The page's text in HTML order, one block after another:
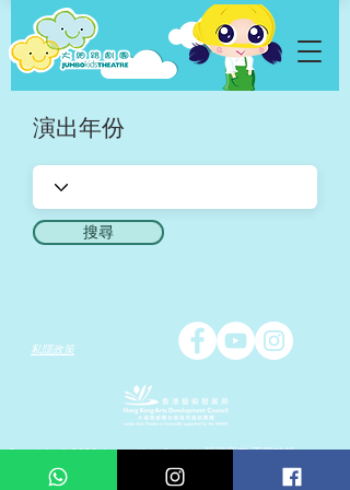
演出年份
搜尋
私隱政策
Copyright © 2026 Jumbo Kids Co.. Ltd. 版權所有 不得轉載